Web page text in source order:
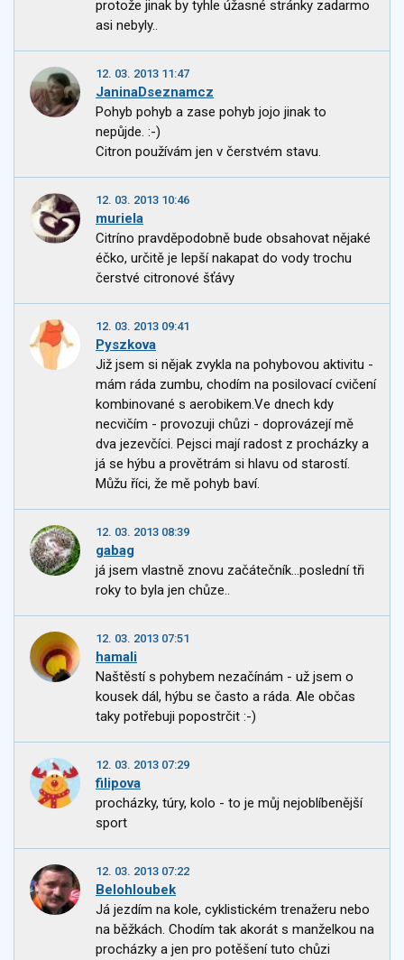
protože jinak by tyhle úžasné stránky zadarmo
asi nebyly..
12. 03. 2013 11:47
JaninaDseznamcz
Pohyb pohyb a zase pohyb jojo jinak to
nepůjde. :-)
Citron používám jen v čerstvém stavu.
12. 03. 2013 10:46
muriela
Citríno pravděpodobně bude obsahovat nějaké
éčko, určitě je lepší nakapat do vody trochu
čerstvé citronové šťávy
12. 03. 2013 09:41
Pyszkova
Již jsem si nějak zvykla na pohybovou aktivitu -
mám ráda zumbu, chodím na posilovací cvičení
kombinované s aerobikem.Ve dnech kdy
necvičím - provozuji chůzi - doprovázejí mě
dva jezevčíci. Pejsci mají radost z procházky a
já se hýbu a provětrám si hlavu od starostí.
Můžu říci, že mě pohyb baví.
12. 03. 2013 08:39
gabag
já jsem vlastně znovu začátečník...poslední tři
roky to byla jen chůze..
12. 03. 2013 07:51
hamali
Naštěstí s pohybem nezačínám - už jsem o
kousek dál, hýbu se často a ráda. Ale občas
taky potřebuji popostrčit :-)
12. 03. 2013 07:29
filipova
procházky, túry, kolo - to je můj nejoblíbenější
sport
12. 03. 2013 07:22
Belohloubek
Já jezdím na kole, cyklistickém trenažeru nebo
na běžkách. Chodím tak akorát s manželkou na
procházky a jen pro potěšení tuto chůzi